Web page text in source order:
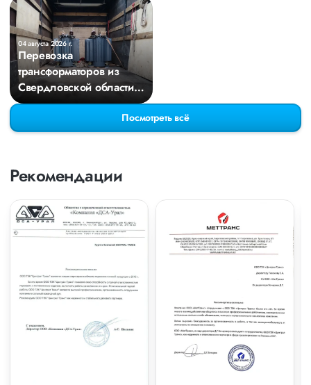
04 августа 2026 г.
Перевозка
трансформаторов из
Свердловской области в
Киров
Посмотреть всё
Рекомендации